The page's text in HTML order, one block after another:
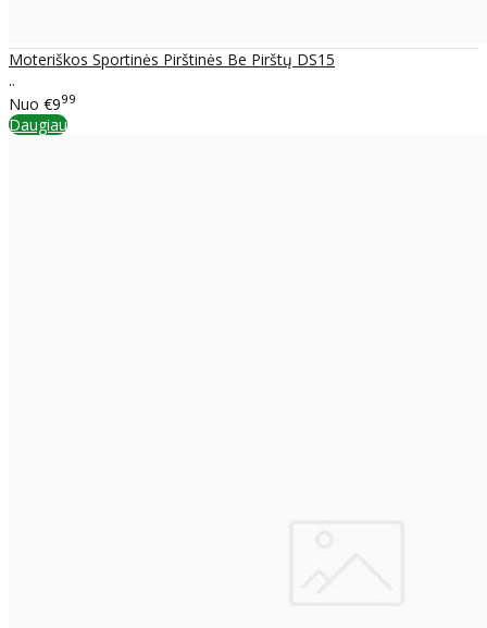
Moteriškos Sportinės Pirštinės Be Pirštų DS15
..
Nuo €999
Daugiau